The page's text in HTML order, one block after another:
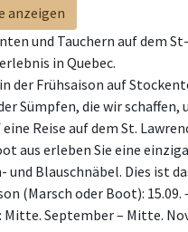
anzeigen
und Tauchern auf dem
in Quebec.
der Frühsaison auf
Sümpfen, die wir
Reise auf dem St.
aus erleben Sie eine
und Blauschnäbel. Dies ist
(Marsch oder Boot): 15.09.
Mitte. September – Mitte.